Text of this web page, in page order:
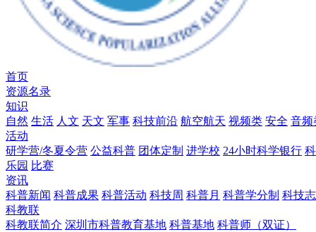
首页
资源名录
知识
自然 生活 人文 天文 军事 科技前沿 航空航天 视频类 安全 音频
活动
研学营/冬夏令营 公益科普 团体定制 进学校 24小时科学银行
乐园 比赛
资讯
科普新闻 科普成果 科普活动 科技周 科普月 科普学分制 科技
科教联
科教联简介 深圳市科普教育基地 科普基地 科普师（双证）